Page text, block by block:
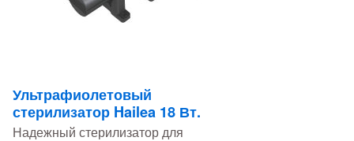
Ультрафиолетовый
стерилизатор Hailea 18 Вт.
Надежный стерилизатор для